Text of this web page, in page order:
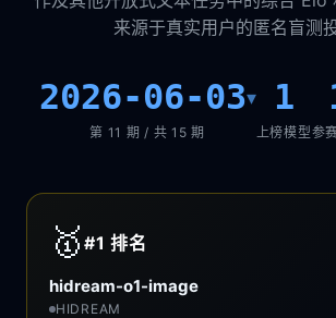
来源于真实用户的匿名盲测投
2026-06-03▾
第 11 期 / 共 15 期
1
上榜模型参
🥇 #1排名
hidream-o1-image
HIDREAM